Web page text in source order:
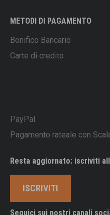
METODI DI PAGAMENTO
Bonifico Bancario
Carte di credito
PayPal
Pagamento rateale con
Resta aggiornato: iscriviti
ISCRIVITI
Seguici sui nostri canali